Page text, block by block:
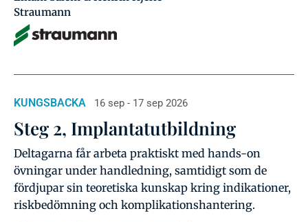
Straumann
KUNGSBACKA 16 sep - 17 sep 2026
Steg 2, Implantatutbildning
Deltagarna får arbeta praktiskt med hands-on
övningar under handledning, samtidigt som de
fördjupar sin teoretiska kunskap kring indikationer,
riskbedömning och komplikationshantering.